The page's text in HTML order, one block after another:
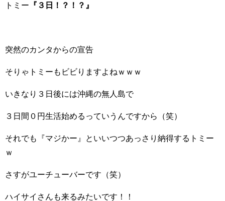
トミー 『３日！？！？』
突然のカンタからの宣告
そりゃトミーもビビりますよねｗｗｗ
いきなり３日後には沖縄の無人島で
３日間０円生活始めるっていうんですから（笑）
それでも『マジかー』といいつつあっさり納得するトミー
ｗ
さすがユーチューバーです（笑）
ハイサイさんも来るみたいです！！